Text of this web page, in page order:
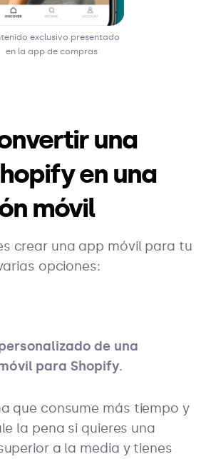
exclusivo presentado
en la app de compras
una
en una
móvil
crear una app móvil para tu
opciones:
de una
para Shopify.
que consume más tiempo y
la pena si quieres una
a la media y tienes